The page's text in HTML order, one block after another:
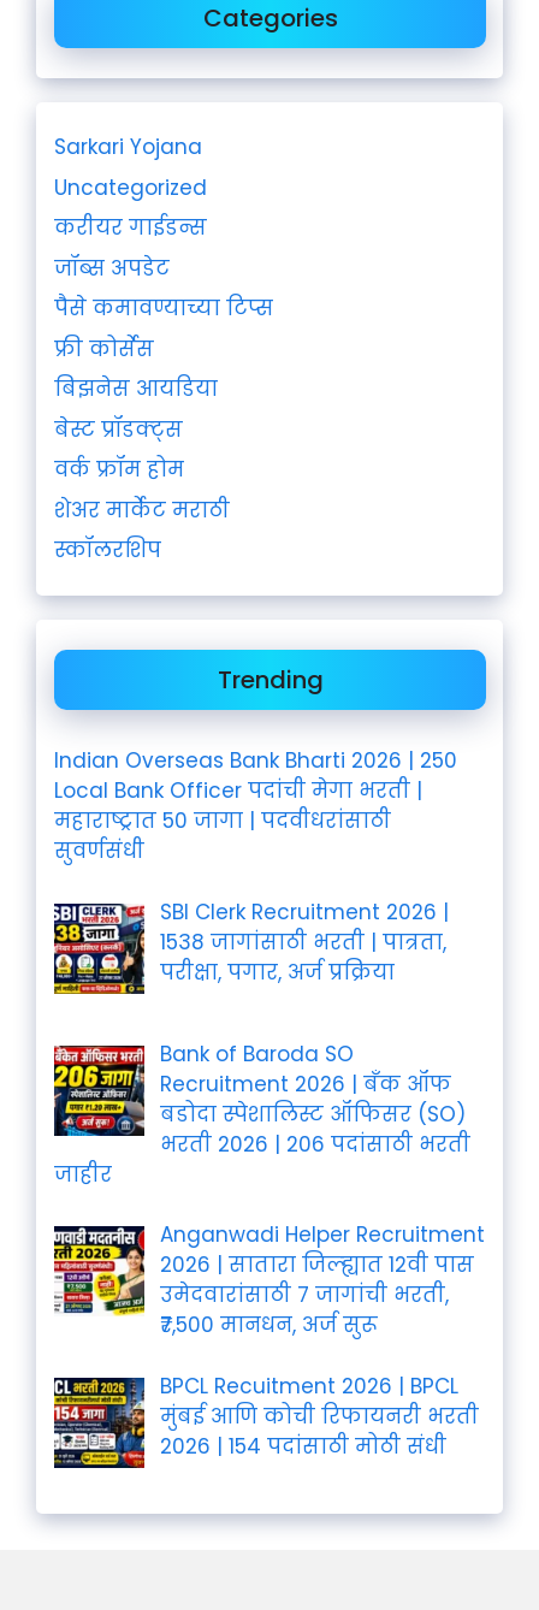
Categories
Sarkari Yojana
Uncategorized
करीयर गाईडन्स
जॉब्स अपडेट
पैसे कमावण्याच्या टिप्स
फ्री कोर्सेस
बिझनेस आयडिया
बेस्ट प्रॉडक्ट्स
वर्क फ्रॉम होम
शेअर मार्केट मराठी
स्कॉलरशिप
Trending
Indian Overseas Bank Bharti 2026 | 250
Local Bank Officer पदांची मेगा भरती |
महाराष्ट्रात 50 जागा | पदवीधरांसाठी
सुवर्णसंधी
SBI Clerk Recruitment 2026 |
1538 जागांसाठी भरती | पात्रता,
परीक्षा, पगार, अर्ज प्रक्रिया
Bank of Baroda SO
Recruitment 2026 | बँक ऑफ
बडोदा स्पेशालिस्ट ऑफिसर (SO)
भरती 2026 | 206 पदांसाठी भरती
जाहीर
Anganwadi Helper Recruitment
2026 | सातारा जिल्ह्यात 12वी पास
उमेदवारांसाठी 7 जागांची भरती,
₹7,500 मानधन, अर्ज सुरू
BPCL Recuitment 2026 | BPCL
मुंबई आणि कोची रिफायनरी भरती
2026 | 154 पदांसाठी मोठी संधी